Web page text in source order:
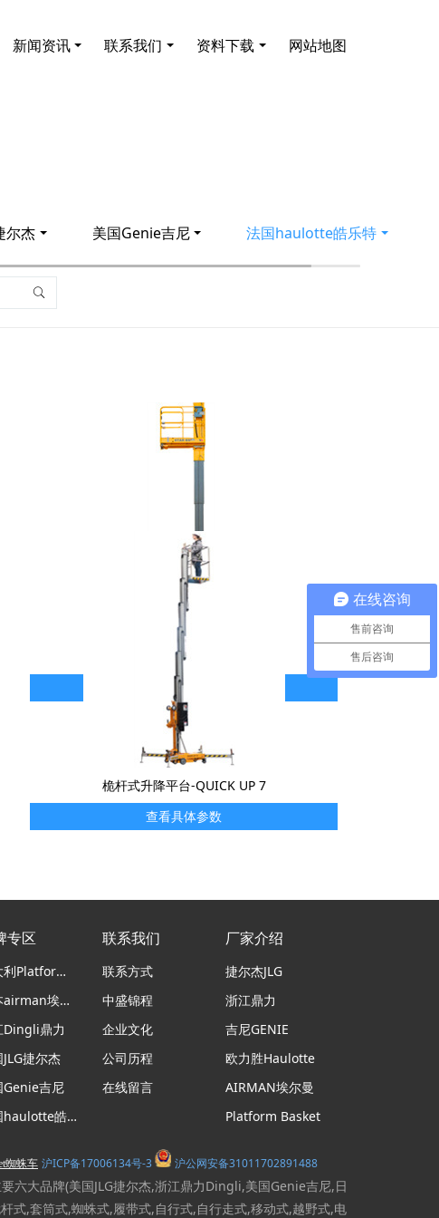
新闻资讯 联系我们 资料下载 网站地图
尔杰 美国Genie吉尼 法国haulotte皓乐特
套筒式升降机-STAR 8
查看具体参数
桅杆式升降平台-QUICK UP 7
查看具体参数
专区
意大利Platform Basket蜘蛛车
日本airman埃尔曼
Dingli鼎力
捷尔杰
Genie吉尼
法国haulotte皓乐特
联系我们
联系方式
中盛锦程
企业文化
公司历程
在线留言
厂家介绍
捷尔杰JLG
浙江鼎力
吉尼GENIE
欧力胜Haulotte
AIRMAN埃尔曼
Platform Basket
蜘蛛车 沪ICP备17006134号-3 沪公网安备31011702891488
六大品牌(美国JLG捷尔杰,浙江鼎力Dingli,美国Genie吉尼,日
,套筒式,蜘蛛式,履带式,自行式,自行走式,移动式,越野式,电
在线咨询
售前咨询
售后咨询